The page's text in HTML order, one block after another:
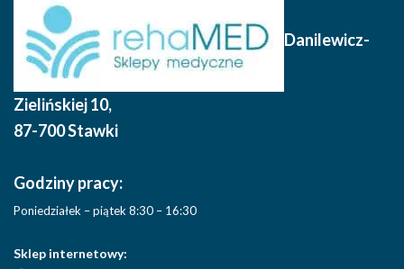
Danilewicz-
Zielińskiej 10,
87-700 Stawki
Godziny pracy:
Poniedziałek – piątek 8:30 – 16:30
Sklep internetowy: